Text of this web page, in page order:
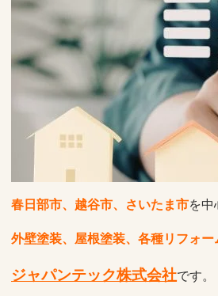
春日部市、越谷市、さいたま市を中
外壁塗装、屋根塗装、各種リフォー
ジャパンテック株式会社です。